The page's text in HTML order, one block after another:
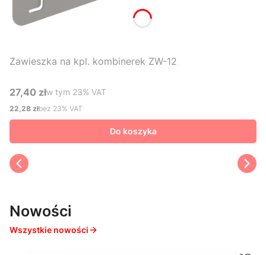
Zawieszka na kpl. kombinerek ZW-12
Cena brutto
27,40 złw tym %s VAT
w tym 23% VAT
Cena netto
22,28 złbez 23% VAT
Do koszyka
Nowości
Wszystkie nowości